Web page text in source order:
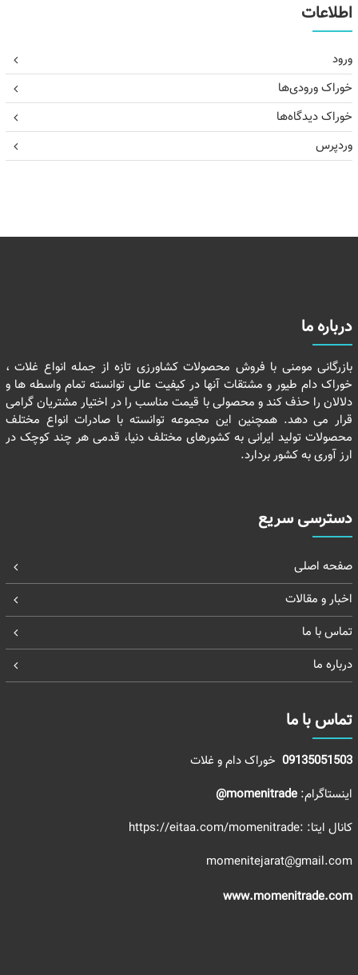
اطلاعات
ورود
خوراک ورودی‌ها
خوراک دیدگاه‌ها
وردپرس
درباره ما
بازرگانی مومنی با فروش محصولات کشاورزی تازه از جمله انواع غلات ،
خوراک دام طیور و مشتقات آنها در کیفیت عالی توانسته تمام واسطه ها و
دلالان را حذف کند و محصولی با قیمت مناسب را در اختیار مشتریان گرامی
قرار می دهد. همچنین این مجموعه توانسته با صادرات انواع مختلف
محصولات تولید ایرانی به کشورهای مختلف دنیا، قدمی هر چند کوچک در
ارز آوری به کشور بردارد.
دسترسی سریع
صفحه اصلی
اخبار و مقالات
تماس با ما
درباره ما
تماس با ما
09135051503خوراک دام و غلات
اینستاگرام: momenitrade@
کانال ایتا: :https://eitaa.com/momenitrade
momenitejarat@gmail.com
www.momenitrade.com